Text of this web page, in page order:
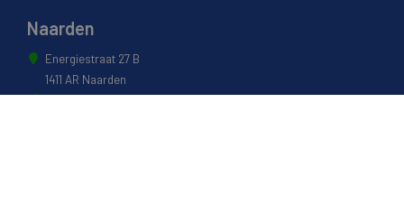
Naarden
Energiestraat 27 B
1411 AR Naarden